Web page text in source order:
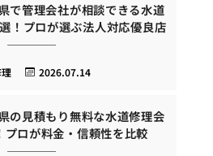
で管理会社が相談できる水道
！プロが選ぶ法人対応優良店
2026.07.14
の見積もり無料な水道修理会
ロが料金・信頼性を比較